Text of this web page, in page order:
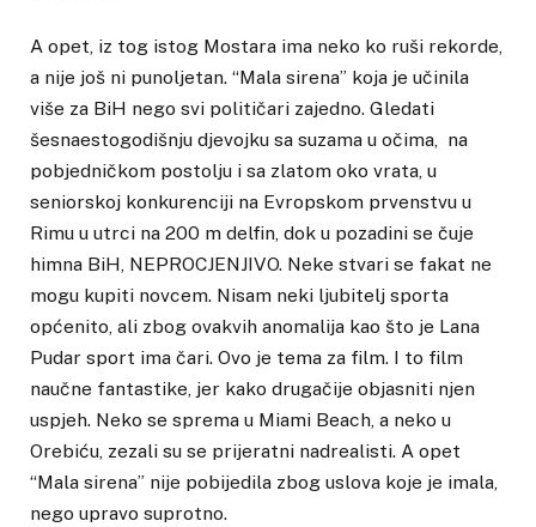
A opet, iz tog istog Mostara ima neko ko ruši rekorde,
a nije još ni punoljetan. “Mala sirena” koja je učinila
više za BiH nego svi političari zajedno. Gledati
šesnaestogodišnju djevojku sa suzama u očima, na
pobjedničkom postolju i sa zlatom oko vrata, u
seniorskoj konkurenciji na Evropskom prvenstvu u
Rimu u utrci na 200 m delfin, dok u pozadini se čuje
himna BiH, NEPROCJENJIVO. Neke stvari se fakat ne
mogu kupiti novcem. Nisam neki ljubitelj sporta
općenito, ali zbog ovakvih anomalija kao što je Lana
Pudar sport ima čari. Ovo je tema za film. I to film
naučne fantastike, jer kako drugačije objasniti njen
uspjeh. Neko se sprema u Miami Beach, a neko u
Orebiću, zezali su se prijeratni nadrealisti. A opet
“Mala sirena” nije pobijedila zbog uslova koje je imala,
nego upravo suprotno.